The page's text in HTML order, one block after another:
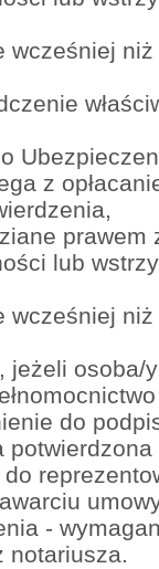
wcześniej
z
lub
wcześniej
jeżeli
do
do
-
notariusza.